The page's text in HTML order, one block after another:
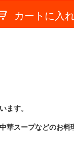
カートに入
ます。
華スープなどのお料